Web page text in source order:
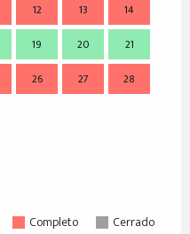
12 13
14
19 20
21
26 27
28
Completo Cerrado